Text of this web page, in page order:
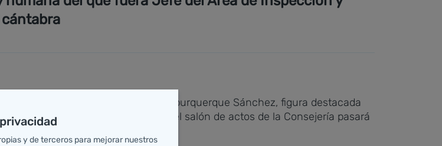
acto en homenaje a José Alburquerque Sánchez, figura destacada
Como parte del tributo, el salón de actos de la Consejería pasará
y personal.
y de terceros para mejorar nuestros